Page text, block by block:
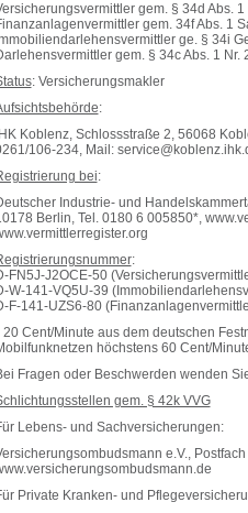
gem. § 34d Abs. 1
gem. 34f Abs. 1
ge. § 34i
gem. § 34c Abs. 1 Nr.
: Versicherungsmakler
:
Koblenz, Schlossstraße 2, 56068
106-234, Mail:
bei:
Industrie- und
Berlin, Tel. 0180 6 005850*,
:
FN5J-J2OCE-50
W-141-VQ5U-39
F-141-UZS6-80
20 Cent/Minute aus dem deutschen
höchstens 60 Cent/
Fragen oder Beschwerden wenden
gem. § 42k VVG
Lebens- und Sachversicherungen:
e.V.,
Private Kranken- und